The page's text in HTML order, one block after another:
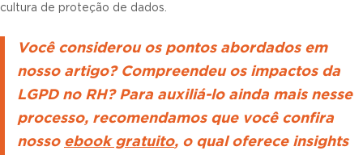
cultura de proteção de dados.
Você considerou os pontos abordados em
nosso artigo? Compreendeu os impactos da
LGPD no RH? Para auxiliá-lo ainda mais nesse
processo, recomendamos que você confira
nosso ebook gratuito, o qual oferece insights